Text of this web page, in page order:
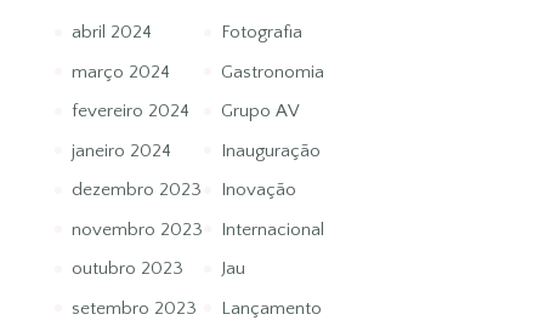
abril 2024
março 2024
fevereiro 2024
janeiro 2024
dezembro 2023
novembro 2023
outubro 2023
setembro 2023
Fotografia
Gastronomia
Grupo AV
Inauguração
Inovação
Internacional
Jau
Lançamento